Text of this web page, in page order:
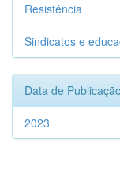
Resistência
Sindicatos e
Data de Publicação
2023